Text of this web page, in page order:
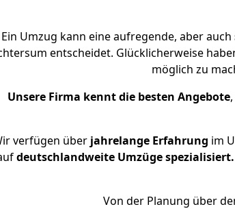
Ein Umzug kann eine aufregende, aber auch
entscheidet. Glücklicherweise
möglich zu
Unsere Firma kennt die besten Angebote
verfügen über jahrelange Erfahrung im
deutschlandweite Umzüge spezialisiert.
Von der Planung über